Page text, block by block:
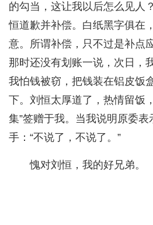
的勾当，这让我以后怎么见人
恒道歉并补偿。白纸黑字俱在
意。所谓补偿，只不过是补点
那时还没有划账一说，次日，
我怕钱被窃，把钱装在铝皮饭
下。刘恒太厚道了，热情留饭
集”签赠于我。当我说明原委
手：“不说了，不说了。”
愧对刘恒，我的好兄弟。